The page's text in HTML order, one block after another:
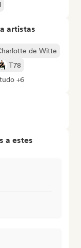
artistas
de Witte
T78
+6
a estes